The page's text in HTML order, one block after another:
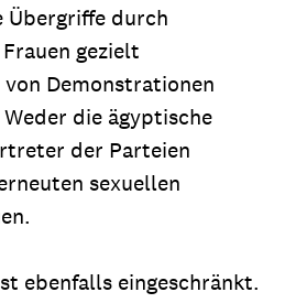
Übergriffe durch
gezielt
Demonstrationen
die ägyptische
der Parteien
sexuellen
ebenfalls eingeschränkt.